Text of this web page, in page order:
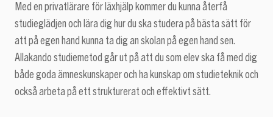
Med en privatlärare för läxhjälp kommer du kunna återfå
studieglädjen och lära dig hur du ska studera på bästa sätt för
att på egen hand kunna ta dig an skolan på egen hand sen.
Allakando studiemetod går ut på att du som elev ska få med dig
både goda ämneskunskaper och ha kunskap om studieteknik och
också arbeta på ett strukturerat och effektivt sätt.